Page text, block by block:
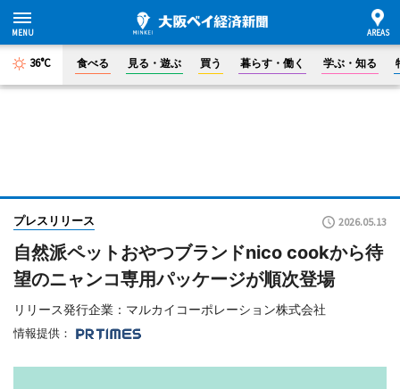
36°C 食べる 見る・遊ぶ 買う 暮らす・働く 学ぶ・知る
プレスリリース 2026.05.13
自然派ペットおやつブランドnico cookから待
望のニャンコ専用パッケージが順次登場
リリース発行企業：マルカイコーポレーション株式会社
情報提供：